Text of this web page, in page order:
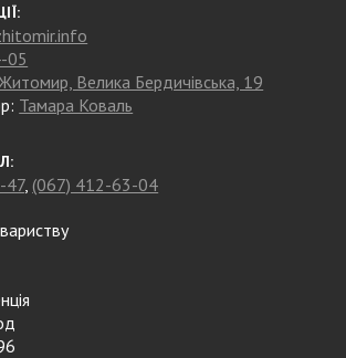
05
Велика Бердичівська, 19
Тамара Коваль
47, (067) 412-63-04